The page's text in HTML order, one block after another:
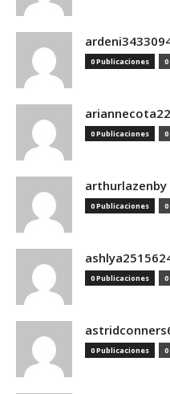
0 Publicaciones 0
0 Publicaciones 0
arthurlazenby
0 Publicaciones 0
0 Publicaciones 0
0 Publicaciones 0